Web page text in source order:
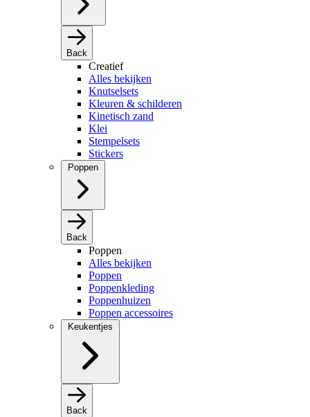
Back
Creatief
Alles bekijken
Knutselsets
Kleuren & schilderen
Kinetisch zand
Klei
Stempelsets
Stickers
Poppen
Back
Poppen
Alles bekijken
Poppen
Poppenkleding
Poppenhuizen
Poppen accessoires
Keukentjes
Back